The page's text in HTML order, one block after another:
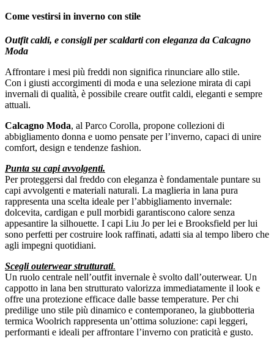
Come vestirsi in inverno con stile
Outfit caldi, e consigli per scaldarti con eleganza da Calcagno
Moda
Affrontare i mesi più freddi non significa rinunciare allo stile.
Con i giusti accorgimenti di moda e una selezione mirata di capi
invernali di qualità, è possibile creare outfit caldi, eleganti e sempre
attuali.
Calcagno Moda, al Parco Corolla, propone collezioni di
abbigliamento donna e uomo pensate per l’inverno, capaci di unire
comfort, design e tendenze fashion.
Punta su capi avvolgenti.
Per proteggersi dal freddo con eleganza è fondamentale puntare su
capi avvolgenti e materiali naturali. La maglieria in lana pura
rappresenta una scelta ideale per l’abbigliamento invernale:
dolcevita, cardigan e pull morbidi garantiscono calore senza
appesantire la silhouette. I capi Liu Jo per lei e Brooksfield per lui
sono perfetti per costruire look raffinati, adatti sia al tempo libero che
agli impegni quotidiani.
Scegli outerwear strutturati.
Un ruolo centrale nell’outfit invernale è svolto dall’outerwear. Un
cappotto in lana ben strutturato valorizza immediatamente il look e
offre una protezione efficace dalle basse temperature. Per chi
predilige uno stile più dinamico e contemporaneo, la giubbotteria
termica Woolrich rappresenta un’ottima soluzione: capi leggeri,
performanti e ideali per affrontare l’inverno con praticità e gusto.